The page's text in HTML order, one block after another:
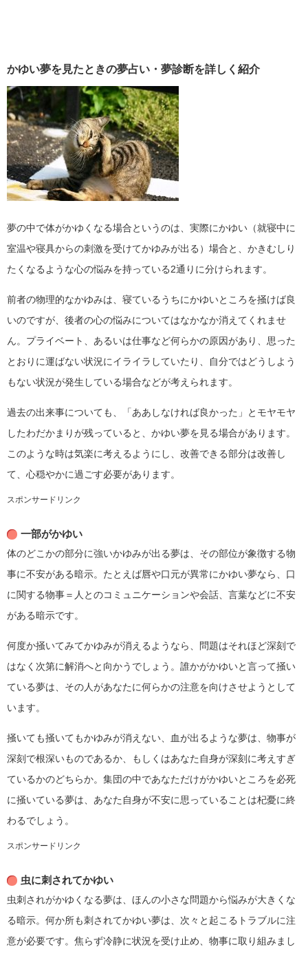
かゆい夢を見たときの夢占い・夢診断を詳しく紹介
夢の中で体がかゆくなる場合というのは、実際にかゆい（就寝中に
室温や寝具からの刺激を受けてかゆみが出る）場合と、かきむしり
たくなるような心の悩みを持っている2通りに分けられます。
前者の物理的なかゆみは、寝ているうちにかゆいところを掻けば良
いのですが、後者の心の悩みについてはなかなか消えてくれませ
ん。プライベート、あるいは仕事など何らかの原因があり、思った
とおりに運ばない状況にイライラしていたり、自分ではどうしよう
もない状況が発生している場合などが考えられます。
過去の出来事についても、「ああしなければ良かった」とモヤモヤ
したわだかまりが残っていると、かゆい夢を見る場合があります。
このような時は気楽に考えるようにし、改善できる部分は改善し
て、心穏やかに過ごす必要があります。
スポンサードリンク
一部がかゆい
体のどこかの部分に強いかゆみが出る夢は、その部位が象徴する物
事に不安がある暗示。たとえば唇や口元が異常にかゆい夢なら、口
に関する物事＝人とのコミュニケーションや会話、言葉などに不安
がある暗示です。
何度か掻いてみてかゆみが消えるようなら、問題はそれほど深刻で
はなく次第に解消へと向かうでしょう。誰かがかゆいと言って掻い
ている夢は、その人があなたに何らかの注意を向けさせようとして
います。
掻いても掻いてもかゆみが消えない、血が出るような夢は、物事が
深刻で根深いものであるか、もしくはあなた自身が深刻に考えすぎ
ているかのどちらか。集団の中であなただけがかゆいところを必死
に掻いている夢は、あなた自身が不安に思っていることは杞憂に終
わるでしょう。
スポンサードリンク
虫に刺されてかゆい
虫刺されがかゆくなる夢は、ほんの小さな問題から悩みが大きくな
る暗示。何か所も刺されてかゆい夢は、次々と起こるトラブルに注
意が必要です。焦らず冷静に状況を受け止め、物事に取り組みまし